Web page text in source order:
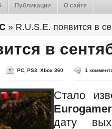
Публикации О сайте
» R.U.S.E. появится в
в
PC PS3 Xbox 360 1
Стало
Eurogamer
дату